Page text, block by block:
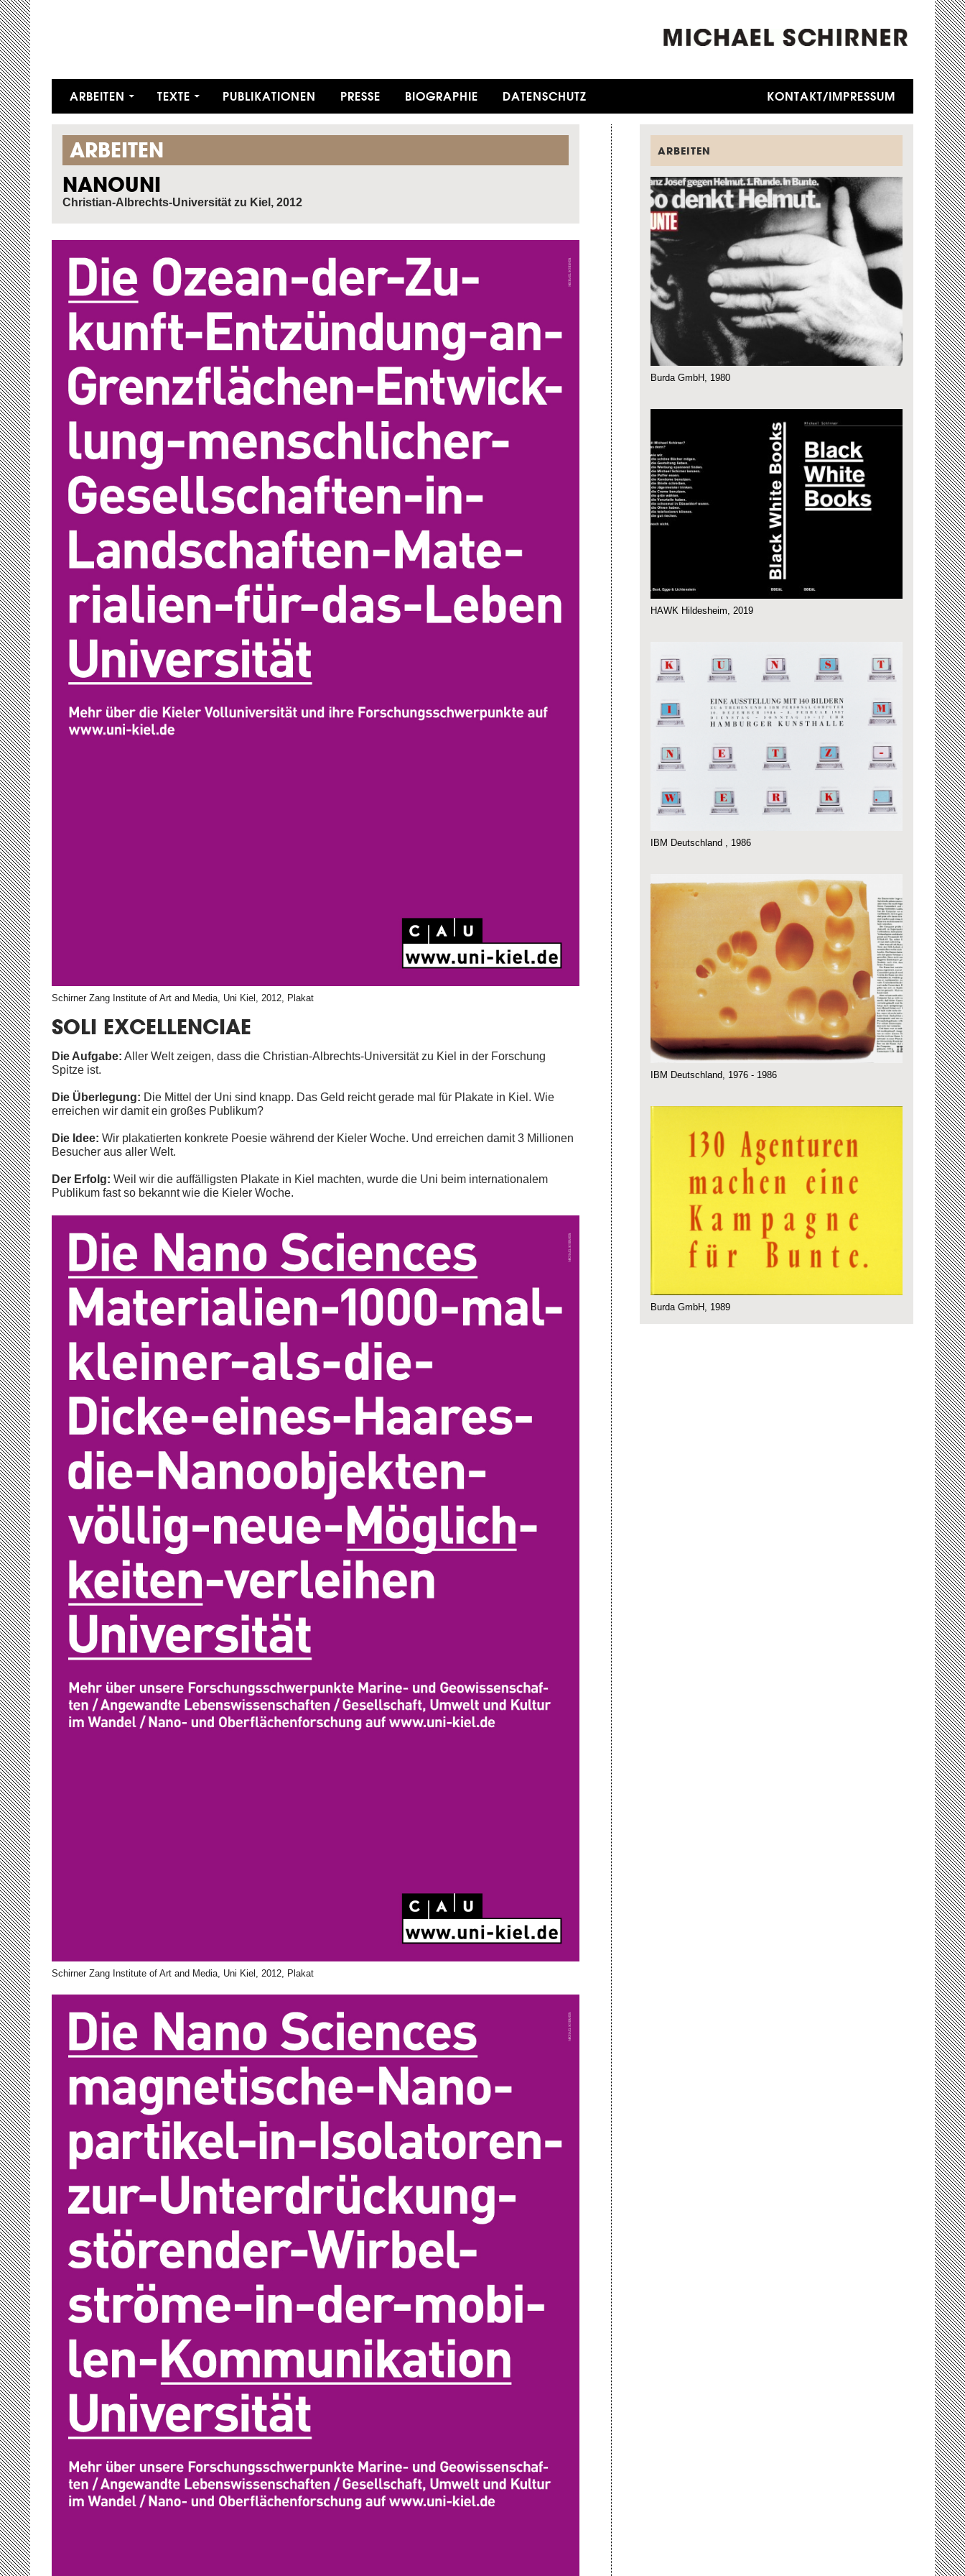
ARBEITEN TEXTE PUBLIKATIONEN PRESSE BIOGRAPHIE DATENSCHUTZ KONTAKT/IMPRESSUM
ARBEITEN
NANOUNI
Christian-Albrechts-Universität zu Kiel, 2012
Schirner Zang Institute of Art and Media, Uni Kiel, 2012, Plakat
SOLI EXCELLENCIAE
Die Aufgabe: Aller Welt zeigen, dass die Christian-Albrechts-Universität zu Kiel in der Forschung
Spitze ist.
Die Überlegung: Die Mittel der Uni sind knapp. Das Geld reicht gerade mal für Plakate in Kiel. Wie
erreichen wir damit ein großes Publikum?
Die Idee: Wir plakatierten konkrete Poesie während der Kieler Woche. Und erreichen damit 3 Millionen
Besucher aus aller Welt.
Der Erfolg: Weil wir die auffälligsten Plakate in Kiel machten, wurde die Uni beim internationalem
Publikum fast so bekannt wie die Kieler Woche.
Schirner Zang Institute of Art and Media, Uni Kiel, 2012, Plakat
ARBEITEN
Burda GmbH, 1980
HAWK Hildesheim, 2019
IBM Deutschland , 1986
IBM Deutschland, 1976 - 1986
Burda GmbH, 1989